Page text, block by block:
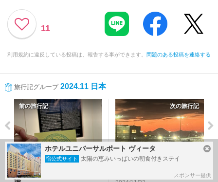
11
利用規約に違反している投稿は、報告する事ができます。 問題のある投稿を連絡する
旅行記グループ 2024.11 日本
前の旅行記
友人と宝塚、手塚治虫記念
館～はなのみち～宝塚大劇
次の旅行記
ホノルルへ帰る 伊丹～羽
ホテルユニバーサルポート ヴィータ
宿公式サイト 太陽の恵みいっぱいの朝食付きステイ
スポンサー提供